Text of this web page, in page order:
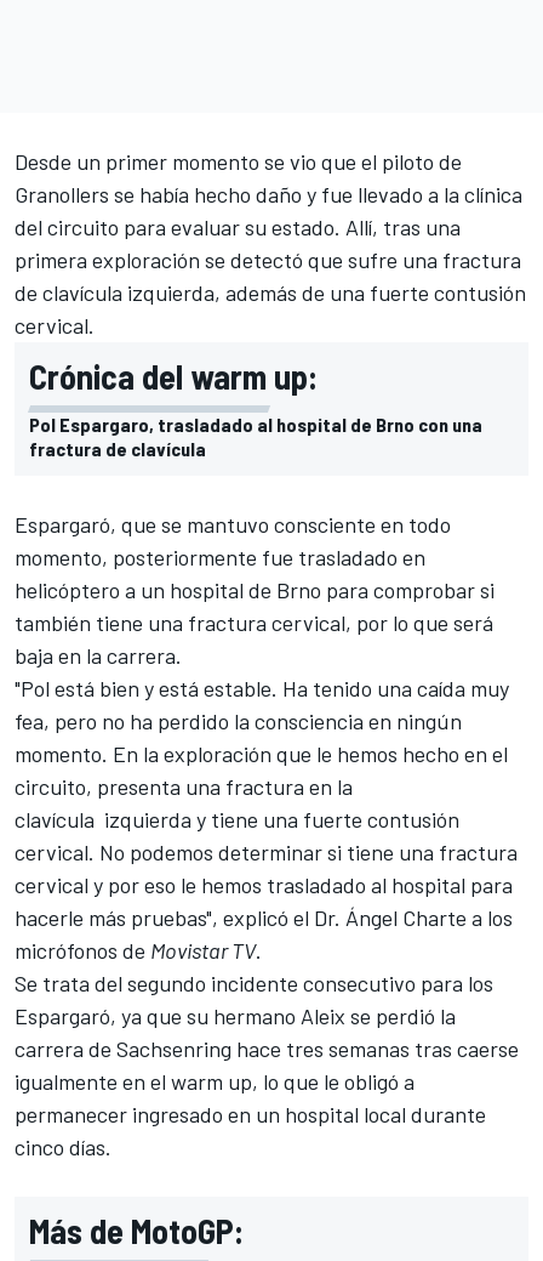
Desde un primer momento se vio que el piloto de
Granollers se había hecho daño y fue llevado a la clínica
del circuito para evaluar su estado. Allí, tras una
primera exploración se detectó que sufre una fractura
de clavícula izquierda, además de una fuerte contusión
cervical.
Crónica del warm up:
Pol Espargaro, trasladado al hospital de Brno con una
fractura de clavícula
Espargaró, que se mantuvo consciente en todo
momento, posteriormente fue trasladado en
helicóptero a un hospital de Brno para comprobar si
también tiene una fractura cervical, por lo que será
baja en la carrera.
"Pol está bien y está estable. Ha tenido una caída muy
fea, pero no ha perdido la consciencia en ningún
momento. En la exploración que le hemos hecho en el
circuito, presenta una fractura en la
clavícula izquierda y tiene una fuerte contusión
cervical. No podemos determinar si tiene una fractura
cervical y por eso le hemos trasladado al hospital para
hacerle más pruebas", explicó el Dr. Ángel Charte a los
micrófonos de Movistar TV.
Se trata del segundo incidente consecutivo para los
Espargaró, ya que su hermano Aleix se perdió la
carrera de Sachsenring hace tres semanas tras caerse
igualmente en el warm up, lo que le obligó a
permanecer ingresado en un hospital local durante
cinco días.
Más de MotoGP: